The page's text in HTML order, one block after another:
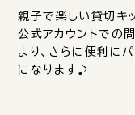
親子で楽しい貸切キ
公式アカウントでの
より、さらに便利に
になります♪